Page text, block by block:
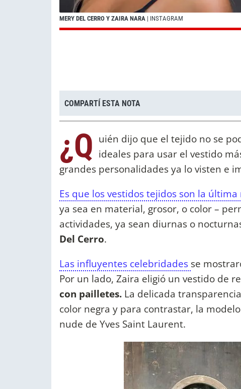
MERY DEL CERRO Y ZAIRA NARA | INSTAGRAM
COMPARTÍ ESTA NOTA
¿Q uién dijo que el tejido no se
ideales para usar el vestido
grandes personalidades ya lo visten e
Es que los vestidos tejidos son la última
ya sea en material, grosor, o color –
actividades, ya sean diurnas o
Del Cerro.
Las influyentes celebridades se
Por un lado, Zaira eligió un vestido de
con pailletes. La delicada
color negra y para contrastar, la
nude de Yves Saint Laurent.